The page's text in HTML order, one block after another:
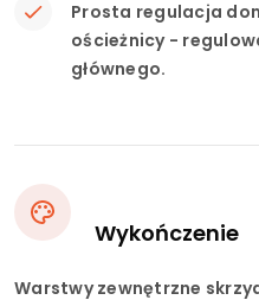
Prosta regulacja
ościeżnicy -
głównego.
Wykończenie
Warstwy zewnętrzne